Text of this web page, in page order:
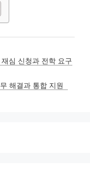
심 신청과 전학 요구
해결과 통합 지원